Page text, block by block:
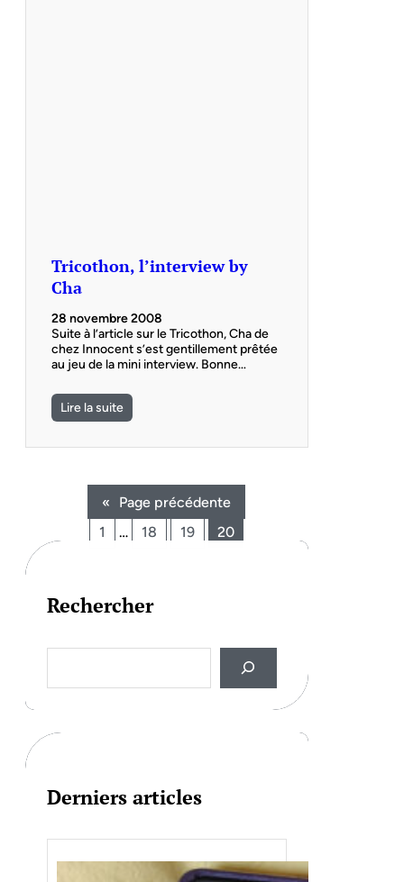
Tricothon, l’interview by
Cha
28 novembre 2008
Suite à l’article sur le Tricothon, Cha de
chez Innocent s’est gentillement prêtée
au jeu de la mini interview. Bonne…
Lire la suite
«
Page précédente
1
… 18 19 20
Rechercher
a
h
Derniers articles